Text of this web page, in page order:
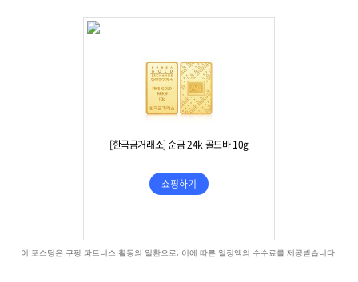
이 포스팅은 쿠팡 파트너스 활동의 일환으로, 이에 따른 일정액의 수수료를 제공받습니다.